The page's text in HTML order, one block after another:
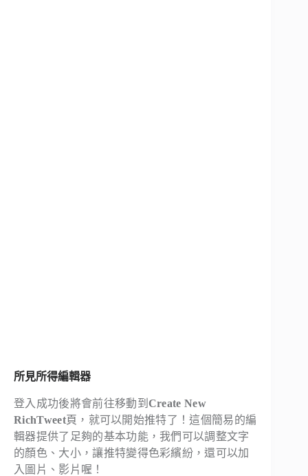
所見所得編輯器
登入成功後將會前往移動到 Create New
RichTweet頁，就可以開始推特了！這個簡易的編
輯器提供了足夠的基本功能，我們可以調整文字
的顏色、大小，讓推特變得色彩繽紛，還可以加
入圖片、影片喔！